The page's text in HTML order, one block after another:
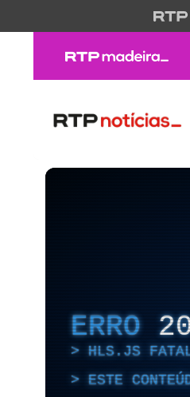
ERRO
HLS.JS
ESTE